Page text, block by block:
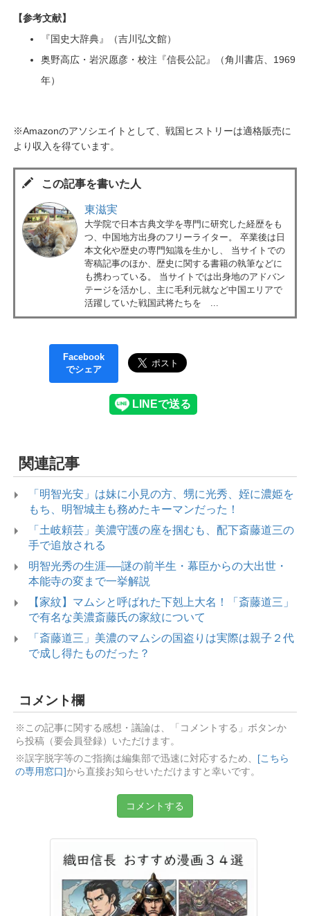
【参考文献】
『国史大辞典』（吉川弘文館）
奥野高広・岩沢愿彦・校注『信長公記』（角川書店、1969
年）
※Amazonのアソシエイトとして、戦国ヒストリーは適格販売に
より収入を得ています。
この記事を書いた人
東滋実
大学院で日本古典文学を専門に研究した経歴をも
つ、中国地方出身のフリーライター。 卒業後は日
本文化や歴史の専門知識を生かし、 当サイトでの
寄稿記事のほか、歴史に関する書籍の執筆などに
も携わっている。 当サイトでは出身地のアドバン
テージを活かし、主に毛利元就など中国エリアで
活躍していた戦国武将たちを ...
Facebook
でシェア
関連記事
「明智光安」は妹に小見の方、甥に光秀、姪に濃姫を
もち、明智城主も務めたキーマンだった！
「土岐頼芸」美濃守護の座を掴むも、配下斎藤道三の
手で追放される
明智光秀の生涯──謎の前半生・幕臣からの大出世・
本能寺の変まで一挙解説
【家紋】マムシと呼ばれた下剋上大名！「斎藤道三」
で有名な美濃斎藤氏の家紋について
「斎藤道三」美濃のマムシの国盗りは実際は親子２代
で成し得たものだった？
コメント欄
※この記事に関する感想・議論は、「コメントする」ボタンか
ら投稿（要会員登録）いただけます。
※誤字脱字等のご指摘は編集部で迅速に対応するため、
[こちら
の専用窓口]から直接お知らせいただけますと幸いです。
コメントする